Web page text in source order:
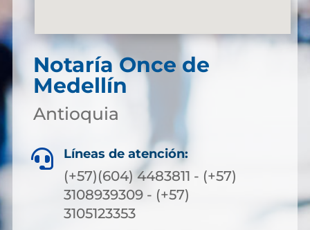
Notaría Once de
Medellín
Antioquia
 Líneas de atención:
(+57)(604) 4483811 - (+57)
3108939309 - (+57)
3105123353